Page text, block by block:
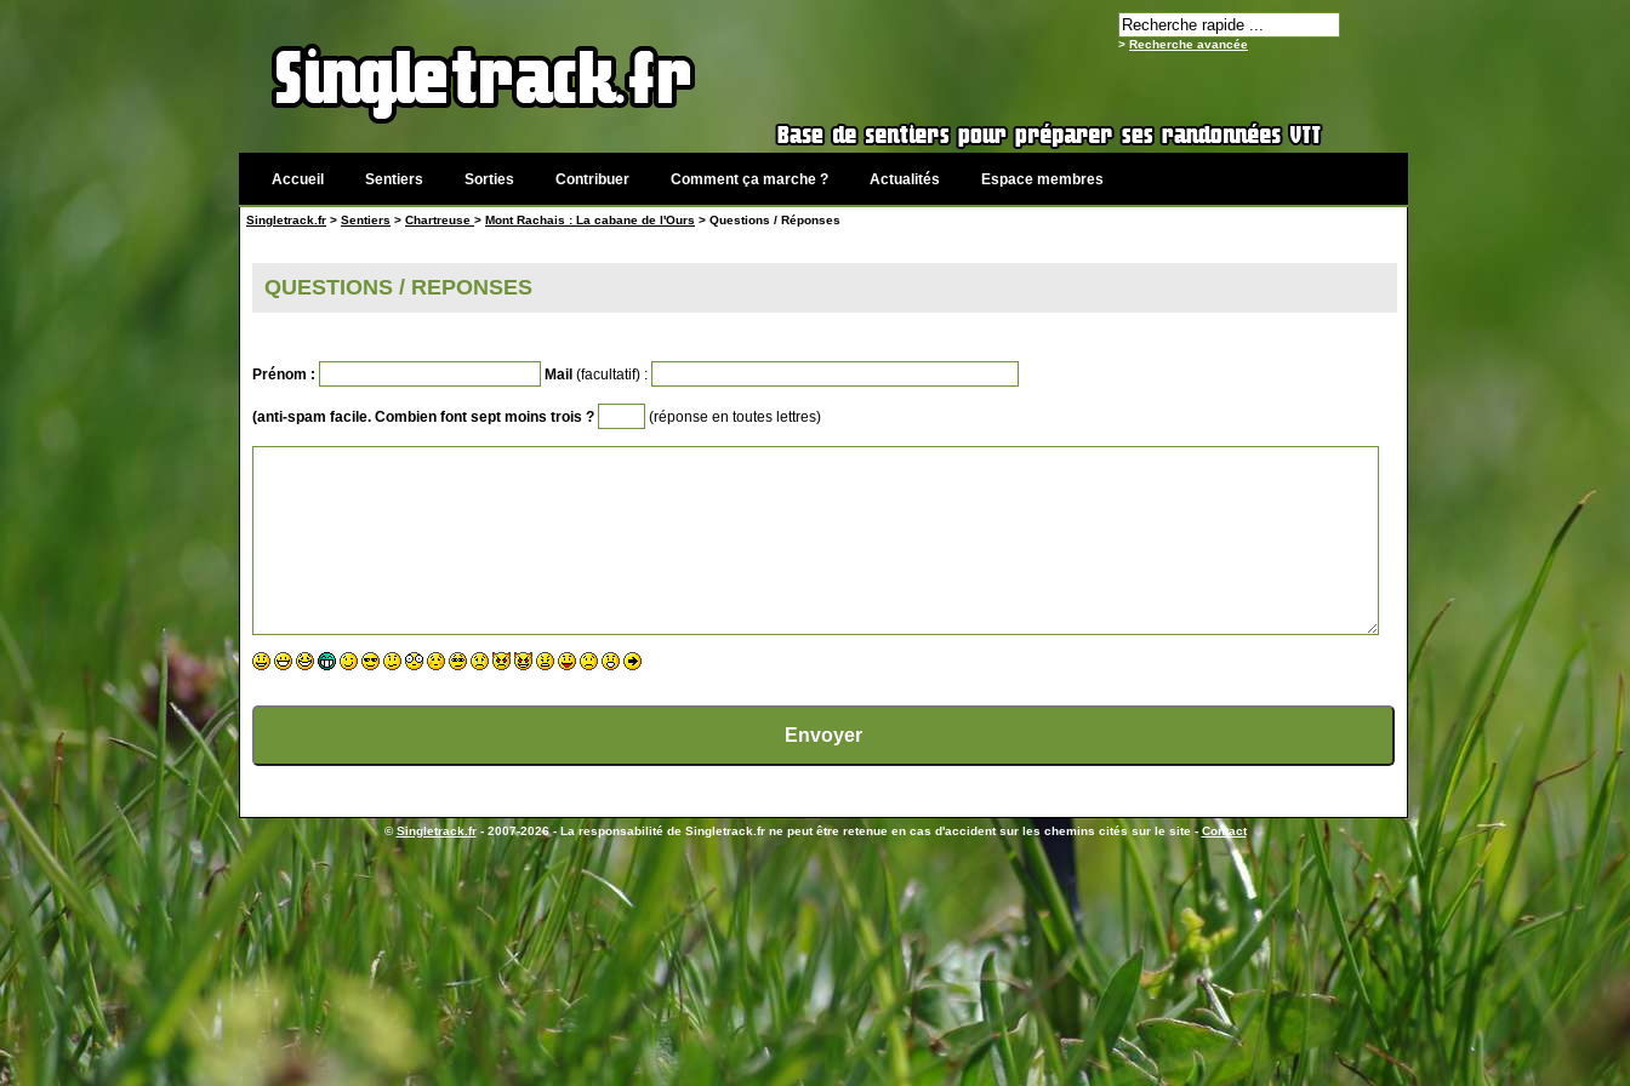
> Recherche avancée
Accueil Sentiers Sorties Contribuer Comment ça marche ? Actualités Espace membres
Singletrack.fr > Sentiers > Chartreuse > Mont Rachais : La cabane de l'Ours > Questions / Réponses
QUESTIONS / REPONSES
Prénom : Mail (facultatif) :
(anti-spam facile. Combien font sept moins trois ? (réponse en toutes lettres)
©Singletrack.fr- 2007-2026 - La responsabilité de Singletrack.fr ne peut être retenue en cas d'accident sur les chemins cités sur le site -Contact